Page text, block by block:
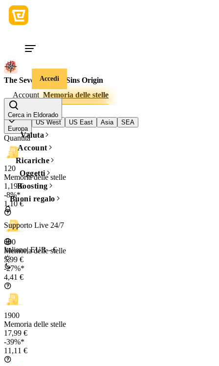
Accedi
Cerca in Eldorado
Valuta
Account
Ricariche
Oggetti
Boosting
Buoni regalo
Supporto Live 24/7
Italiano|EUR - €
The Seven Deadly Sins Origin
Account Memoria delle stelle
Regione del gioco
Europa
US West US East Asia SEA
Quantità
120
Memoria delle stelle
1,19 €
-8%*
1,10 €
600
Memoria delle stelle
5,99 €
-27%*
4,41 €
1900
Memoria delle stelle
17,99 €
-39%*
11,11 €